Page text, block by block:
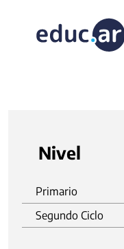
Nivel
Primario
Segundo Ciclo